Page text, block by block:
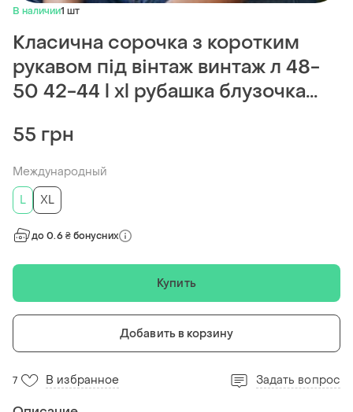
В наличии1 шт
Класична сорочка з коротким
рукавом під вінтаж винтаж л 48-
50 42-44 l xl рубашка блузочка...
55 грн
Международный
L
XL
до 0.6 ₴ бонусних
Купить
Добавить в корзину
7 В избранное Задать вопрос